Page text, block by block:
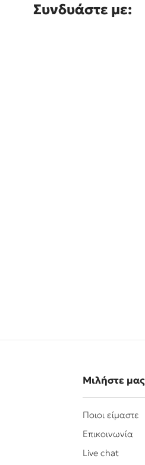
Συνδυάστε με:
Μιλήστε μας
Ποιοι είμαστε
Επικοινωνία
Live chat